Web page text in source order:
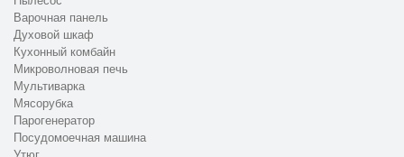
Варочная панель
Духовой шкаф
Кухонный комбайн
Микроволновая печь
Мультиварка
Мясорубка
Парогенератор
Посудомоечная машина